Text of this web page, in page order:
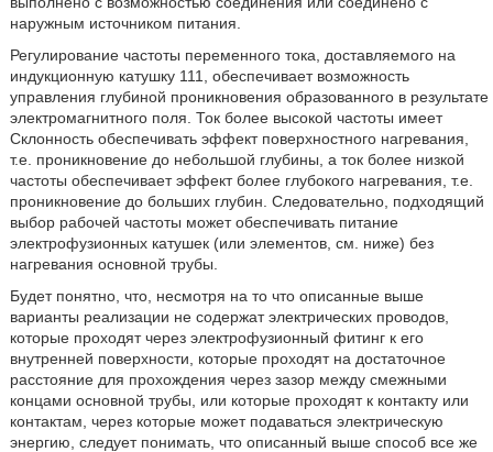
наружным источником питания.
Регулирование частоты переменного тока, доставляемого на
индукционную катушку 111, обеспечивает возможность
управления глубиной проникновения образованного в результате
электромагнитного поля. Ток более высокой частоты имеет
Склонность обеспечивать эффект поверхностного нагревания,
т.е. проникновение до небольшой глубины, а ток более низкой
частоты обеспечивает эффект более глубокого нагревания, т.е.
проникновение до больших глубин. Следовательно, подходящий
выбор рабочей частоты может обеспечивать питание
электрофузионных катушек (или элементов, см. ниже) без
нагревания основной трубы.
Будет понятно, что, несмотря на то что описанные выше
варианты реализации не содержат электрических проводов,
которые проходят через электрофузионный фитинг к его
внутренней поверхности, которые проходят на достаточное
расстояние для прохождения через зазор между смежными
концами основной трубы, или которые проходят к контакту или
контактам, через которые может подаваться электрическую
энергию, следует понимать, что описанный выше способ все же